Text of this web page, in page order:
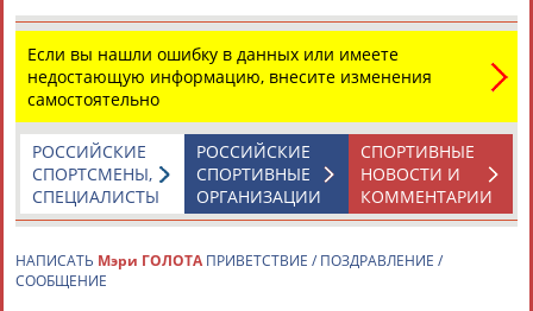
Если вы нашли ошибку в данных или имеете
недостающую информацию, внесите изменения
самостоятельно
СПОРТИВНЫЕ
НОВОСТИ И
КОММЕНТАРИИ
РОССИЙСКИЕ
СПОРТИВНЫЕ
ОРГАНИЗАЦИИ
РОССИЙСКИЕ
СПОРТСМЕНЫ,
СПЕЦИАЛИСТЫ
НАПИСАТЬ Мэри ГОЛОТА ПРИВЕТСТВИЕ / ПОЗДРАВЛЕНИЕ /
СООБЩЕНИЕ